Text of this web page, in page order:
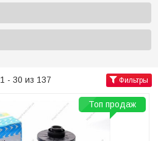
1 - 30 из 137 Фильтры
Топ продаж